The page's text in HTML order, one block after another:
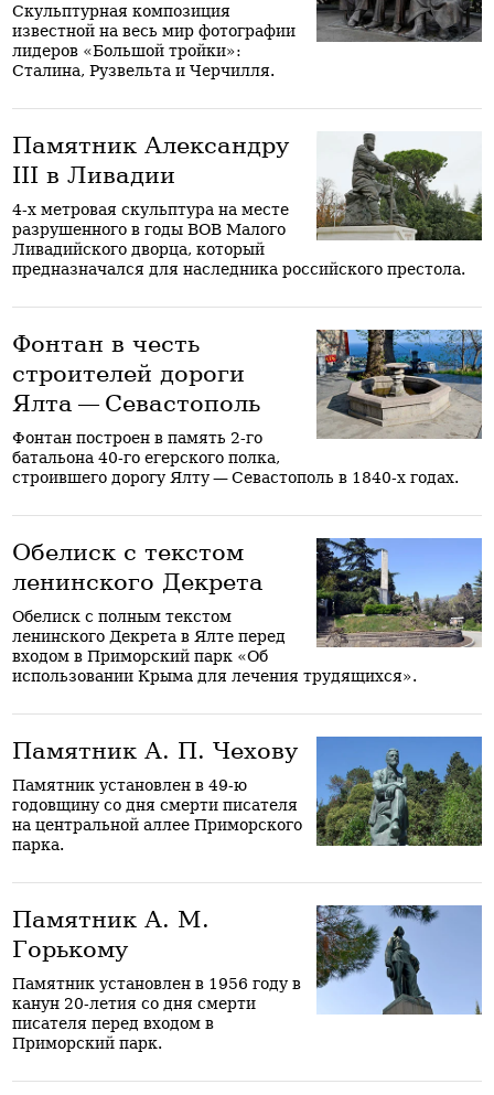
Скульптурная композиция
известной на весь мир фотографии
лидеров «Большой тройки»:
Сталина, Рузвельта и Черчилля.
Памятник Александру
III в Ливадии
4-х метровая скульптура на месте
разрушенного в годы ВОВ Малого
Ливадийского дворца, который
предназначался для наследника российского престола.
Фонтан в честь
строителей дороги
Ялта — Севастополь
Фонтан построен в память 2-го
батальона 40-го егерского полка,
строившего дорогу Ялту — Севастополь в 1840-х годах.
Обелиск с текстом
ленинского Декрета
Обелиск с полным текстом
ленинского Декрета в Ялте перед
входом в Приморский парк «Об
использовании Крыма для лечения трудящихся».
Памятник А. П. Чехову
Памятник установлен в 49-ю
годовщину со дня смерти писателя
на центральной аллее Приморского
парка.
Памятник А. М.
Горькому
Памятник установлен в 1956 году в
канун 20-летия со дня смерти
писателя перед входом в
Приморский парк.